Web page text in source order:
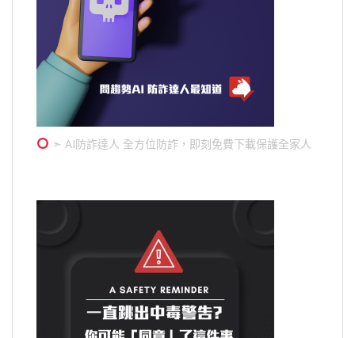
➣ AI防詐達人 全方位防詐，即刻免費下載保護全家人